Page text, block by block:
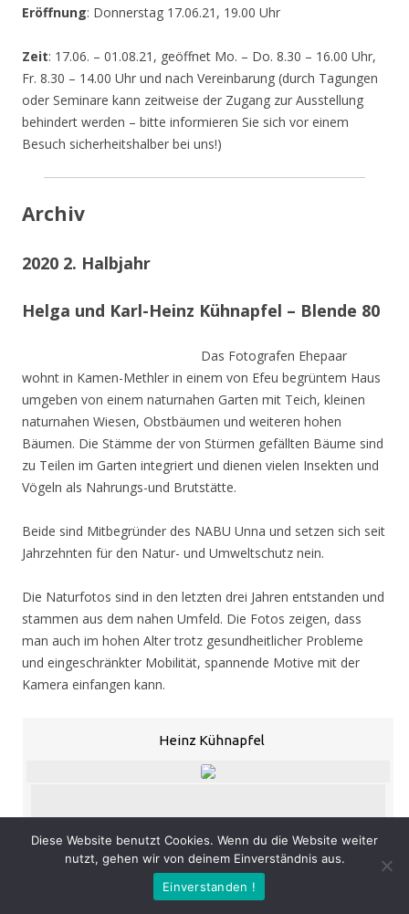
Eröffnung: Donnerstag 17.06.21, 19.00 Uhr
Zeit: 17.06. – 01.08.21, geöffnet Mo. – Do. 8.30 – 16.00 Uhr,
Fr. 8.30 – 14.00 Uhr und nach Vereinbarung (durch Tagungen
oder Seminare kann zeitweise der Zugang zur Ausstellung
behindert werden – bitte informieren Sie sich vor einem
Besuch sicherheitshalber bei uns!)
Archiv
2020 2. Halbjahr
Helga und Karl-Heinz Kühnapfel – Blende 80
Das Fotografen Ehepaar
wohnt in Kamen-Methler in einem von Efeu begrüntem Haus
umgeben von einem naturnahen Garten mit Teich, kleinen
naturnahen Wiesen, Obstbäumen und weiteren hohen
Bäumen. Die Stämme der von Stürmen gefällten Bäume sind
zu Teilen im Garten integriert und dienen vielen Insekten und
Vögeln als Nahrungs-und Brutstätte.
Beide sind Mitbegründer des NABU Unna und setzen sich seit
Jahrzehnten für den Natur- und Umweltschutz nein.
Die Naturfotos sind in den letzten drei Jahren entstanden und
stammen aus dem nahen Umfeld. Die Fotos zeigen, dass
man auch im hohen Alter trotz gesundheitlicher Probleme
und eingeschränkter Mobilität, spannende Motive mit der
Kamera einfangen kann.
Heinz Kühnapfel
« von ›
: Donnerstag 05.11.20, 19.00 Uhr
: 05.11. – 07.02.21, geöffnet Mo. – Do. 8.30 – 16.00 Uhr,
Diese Website benutzt Cookies. Wenn du die Website weiter
nutzt, gehen wir von deinem Einverständnis aus.
Einverstanden !